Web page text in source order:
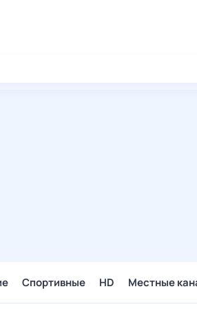
Спортивные HD Местные